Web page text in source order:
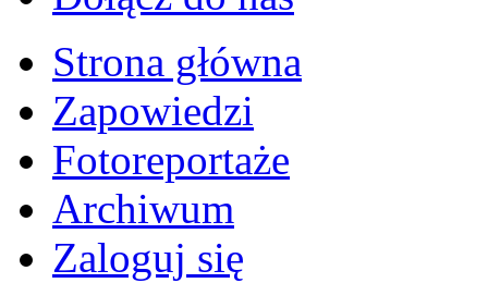
Strona główna
Zapowiedzi
Fotoreportaże
Archiwum
Zaloguj się